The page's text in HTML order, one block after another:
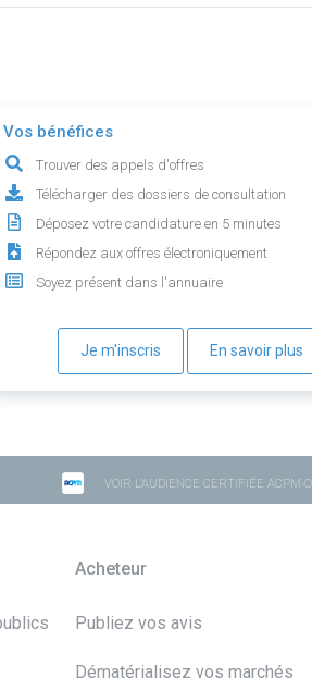
Vos bénéfices
Trouver des appels d'offres
Télécharger des dossiers de consultation
Déposez votre candidature en 5 minutes
Répondez aux offres électroniquement
Soyez présent dans l'annuaire
Je m'inscris En savoir plus
VOIR L'AUDIENCE CERTIFIÉE ACPM-
Acheteur
Publiez vos avis
Dématérialisez vos marchés